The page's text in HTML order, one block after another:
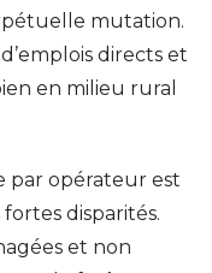
mutation.
directs et
en milieu rural
par opérateur est
disparités.
et non